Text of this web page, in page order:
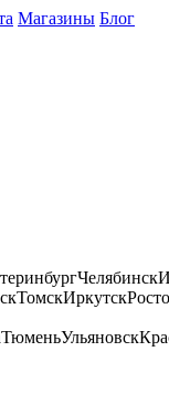
Магазины Блог
Челябинск
ТомскИркутск
ТюменьУльяновск